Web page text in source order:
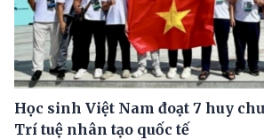
Học sinh Việt Nam đoạt 7 huy
Trí tuệ nhân tạo quốc tế